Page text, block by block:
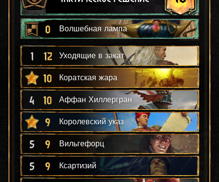
0 Волшебная лампа
1 12 Уходящие в закат
10 Коратская жара
4 10 Аффан Хиллергран
9 Королевский указ
5 9 Вильгефорц
5 9 Ксартизий